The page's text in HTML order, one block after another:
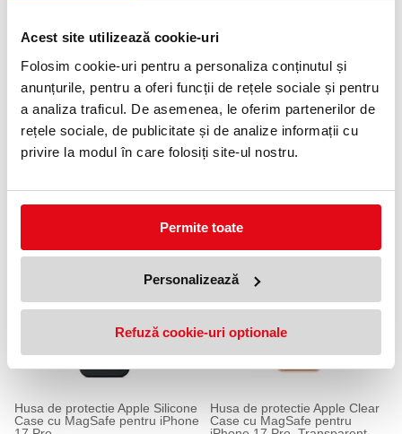
Acest site utilizează cookie-uri
Folosim cookie-uri pentru a personaliza conținutul și
anunțurile, pentru a oferi funcții de rețele sociale și pentru
a analiza traficul. De asemenea, le oferim partenerilor de
rețele sociale, de publicitate și de analize informații cu
privire la modul în care folosiți site-ul nostru.
Permite toate
Personalizează
Refuză cookie-uri optionale
pentru iPhone 17
Husa de protectie Apple Clear
Case cu MagSafe pentru iPhone
TechWoven Case cu MagSafe
pentru iPhone 17 Pro
Husa de protectie Apple Silicone
Case cu MagSafe pentru iPhone
Husa de protectie Apple Clear
Case cu MagSafe pentru